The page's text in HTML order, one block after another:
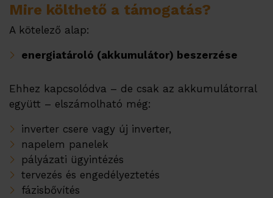
Mire költhető a támogatás?
A kötelező alap:
energiatároló (akkumulátor) beszerzése
Ehhez kapcsolódva – de csak az akkumulátorral
együtt – elszámolható még:
inverter csere vagy új inverter,
napelem panelek
pályázati ügyintézés
tervezés és engedélyeztetés
fázisbővítés